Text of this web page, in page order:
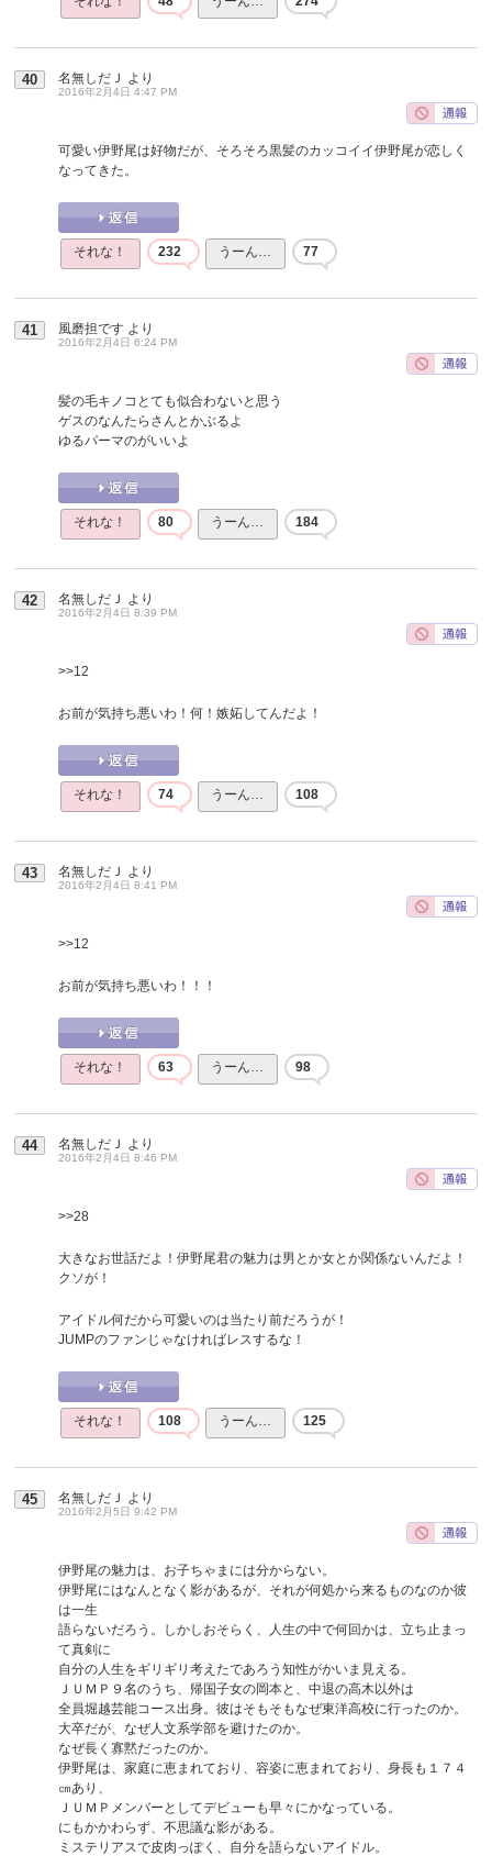
40 名無しだＪ より
2016年2月4日 4:47 PM
可愛い伊野尾は好物だが、そろそろ黒髪のカッコイイ伊野尾が恋しく
なってきた。
それな！ 232 うーん… 77
41 風磨担です より
2016年2月4日 6:24 PM
髪の毛キノコとても似合わないと思う
ゲスのなんたらさんとかぶるよ
ゆるパーマのがいいよ
それな！ 80 うーん… 184
42 名無しだＪ より
2016年2月4日 8:39 PM
>>12
お前が気持ち悪いわ！何！嫉妬してんだよ！
それな！ 74 うーん… 108
43 名無しだＪ より
2016年2月4日 8:41 PM
>>12
お前が気持ち悪いわ！！！
それな！ 63 うーん… 98
44 名無しだＪ より
2016年2月4日 8:46 PM
>>28
大きなお世話だよ！伊野尾君の魅力は男とか女とか関係ないんだよ！
クソが！
アイドル何だから可愛いのは当たり前だろうが！
JUMPのファンじゃなければレスするな！
それな！ 108 うーん… 125
45 名無しだＪ より
2016年2月5日 9:42 PM
伊野尾の魅力は、お子ちゃまには分からない。
伊野尾にはなんとなく影があるが、それが何処から来るものなのか彼
は一生
語らないだろう。しかしおそらく、人生の中で何回かは、立ち止まっ
て真剣に
自分の人生をギリギリ考えたであろう知性がかいま見える。
ＪＵＭＰ９名のうち、帰国子女の岡本と、中退の高木以外は
全員堀越芸能コース出身。彼はそもそもなぜ東洋高校に行ったのか。
大卒だが、なぜ人文系学部を避けたのか。
なぜ長く寡黙だったのか。
伊野尾は、家庭に恵まれており、容姿に恵まれており、身長も１７４
㎝あり、
ＪＵＭＰメンバーとしてデビューも早々にかなっている。
にもかかわらず、不思議な影がある。
ミステリアスで皮肉っぽく、自分を語らないアイドル。